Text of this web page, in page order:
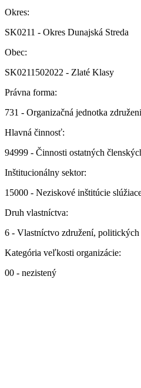
Okres:
SK0211 - Okres Dunajská Streda
Obec:
SK0211502022 - Zlaté Klasy
Právna forma:
731 - Organizačná jednotka
Hlavná činnosť:
94999 - Činnosti ostatných
Inštitucionálny sektor:
15000 - Neziskové inštitúcie
Druh vlastníctva:
6 - Vlastníctvo združení,
Kategória veľkosti organizácie:
00 - nezistený